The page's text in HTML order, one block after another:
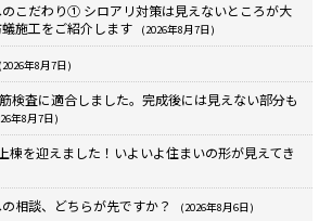
こだわり① シロアリ対策は見えないところが大
施工をご紹介します
(2026年8月7日)
(2026年8月7日)
検査に適合しました。完成後には見えない部分も
年8月7日)
棟を迎えました！いよいよ住まいの形が見えてき
相談、どちらが先ですか？ (2026年8月6日)